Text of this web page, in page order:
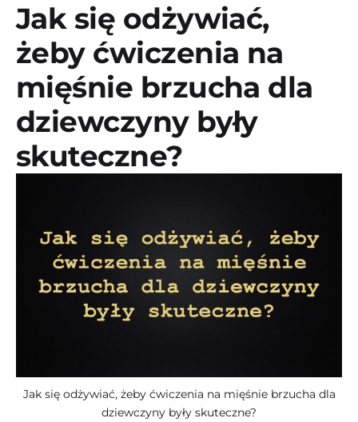
Jak się odżywiać,
żeby ćwiczenia na
mięśnie brzucha dla
dziewczyny były
skuteczne?
Jak się odżywiać, żeby ćwiczenia na mięśnie brzucha dla
dziewczyny były skuteczne?